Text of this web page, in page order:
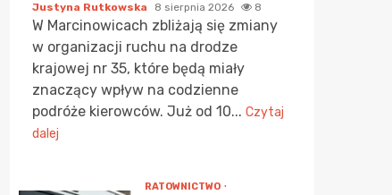
Justyna Rutkowska 8 sierpnia 2026 8
W Marcinowicach zbliżają się zmiany
w organizacji ruchu na drodze
krajowej nr 35, które będą miały
znaczący wpływ na codzienne
podróże kierowców. Już od 10... Czytaj
dalej
RATOWNICTWO